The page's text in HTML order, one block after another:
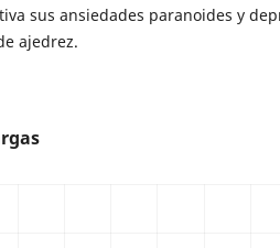
sus ansiedades paranoides y
ajedrez.